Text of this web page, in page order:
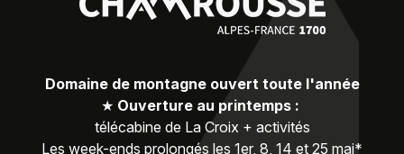
Domaine de montagne ouvert toute l'année
★ Ouverture au printemps :
télécabine de La Croix + activités
Les week-ends prolongés les 1er, 8, 14 et 25 mai*